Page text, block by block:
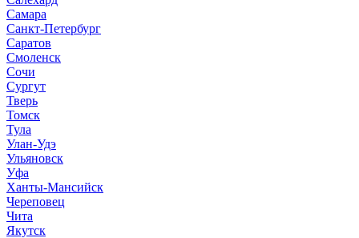
Самара
Санкт-Петербург
Саратов
Смоленск
Сочи
Сургут
Тверь
Томск
Тула
Улан-Удэ
Ульяновск
Уфа
Ханты-Мансийск
Череповец
Чита
Якутск